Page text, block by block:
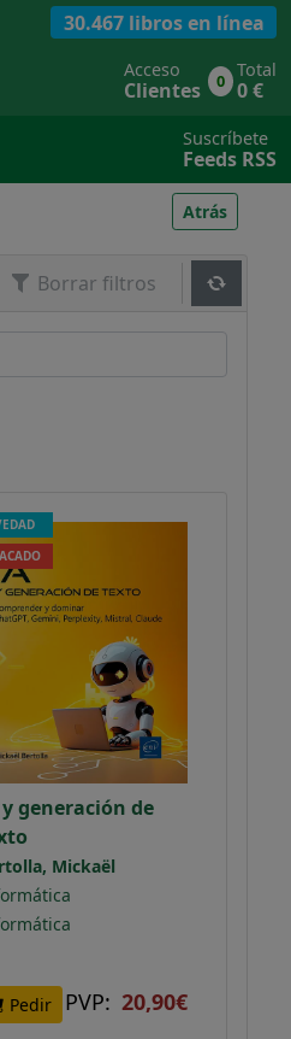
30.467 libros en línea
Acceso
Clientes 0 Total
0 €
Suscríbete
Feeds RSS
Atrás
Borrar filtros
generación de
Mickaël
Pedir PVP: 20,90€